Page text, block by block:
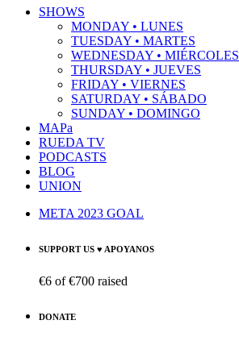
SHOWS
MONDAY • LUNES
TUESDAY • MARTES
WEDNESDAY • MIÉRCOLES
THURSDAY • JUEVES
FRIDAY • VIERNES
SATURDAY • SÁBADO
SUNDAY • DOMINGO
MAPa
RUEDA TV
PODCASTS
BLOG
UNION
META 2023 GOAL
SUPPORT US ♥ APOYANOS
€6 of€700 raised
DONATE